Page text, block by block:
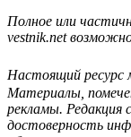
Полное или
vestnik.net
Настоящий
Материалы,
рекламы. Редакция
достоверность